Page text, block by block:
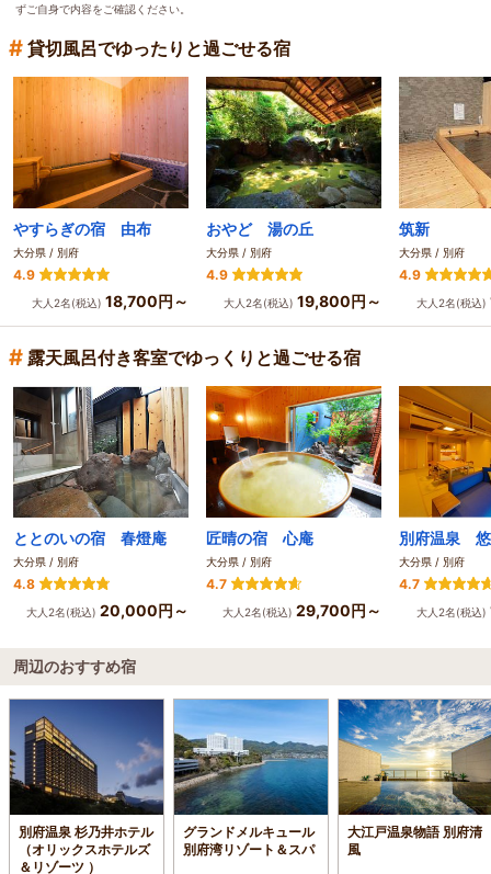
ずご自身で内容をご確認ください。
# 貸切風呂でゆったりと過ごせる宿
やすらぎの宿 由布
大分県 / 別府
4.9
大人2名(税込) 18,700円～
おやど 湯の丘
大分県 / 別府
4.9
大人2名(税込) 19,800円～
筑新
大分県 / 別府
4.9
大人2名(税込)
# 露天風呂付き客室でゆっくりと過ごせる宿
ととのいの宿 春燈庵
大分県 / 別府
4.8
大人2名(税込) 20,000円～
匠晴の宿 心庵
大分県 / 別府
4.7
大人2名(税込) 29,700円～
大分県 / 別府
4.7
大人2名(税込)
周辺のおすすめ宿
別府温泉 杉乃井ホテル
（オリックスホテルズ
＆リゾーツ ）
グランドメルキュール
別府湾リゾート＆スパ
大江戸温泉物語 別府清
風